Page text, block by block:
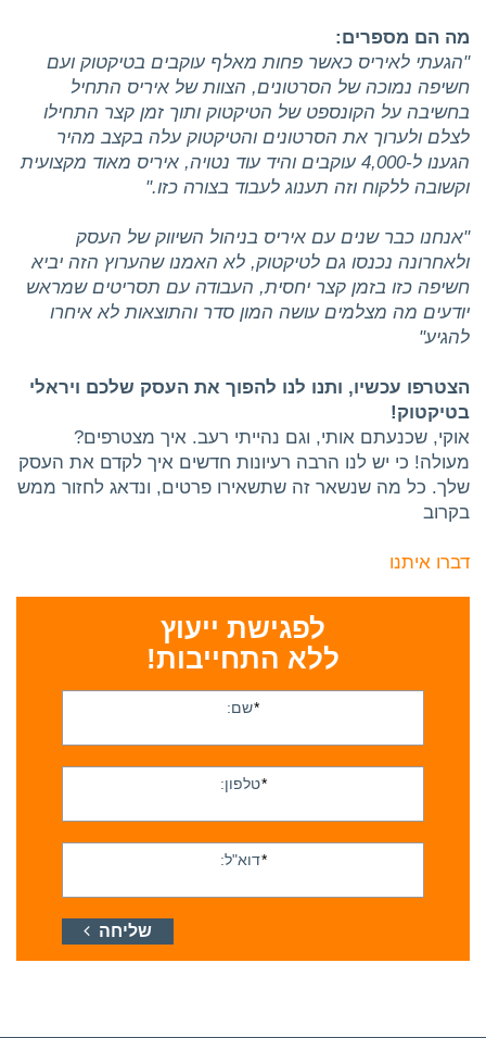
מה הם מספרים:
"הגעתי לאיריס כאשר פחות מאלף עוקבים בטיקטוק ועם
חשיפה נמוכה של הסרטונים, הצוות של איריס התחיל
בחשיבה על הקונספט של הטיקטוק ותוך זמן קצר התחילו
לצלם ולערוך את הסרטונים והטיקטוק עלה בקצב מהיר
הגענו ל-4,000 עוקבים והיד עוד נטויה, איריס מאוד מקצועית
וקשובה ללקוח וזה תענוג לעבוד בצורה כזו."
"אנחנו כבר שנים עם איריס בניהול השיווק של העסק
ולאחרונה נכנסו גם לטיקטוק, לא האמנו שהערוץ הזה יביא
חשיפה כזו בזמן קצר יחסית, העבודה עם תסריטים שמראש
יודעים מה מצלמים עושה המון סדר והתוצאות לא איחרו
להגיע"
הצטרפו עכשיו, ותנו לנו להפוך את העסק שלכם ויראלי
בטיקטוק!
אוקי, שכנעתם אותי, וגם נהייתי רעב. איך מצטרפים?
מעולה! כי יש לנו הרבה רעיונות חדשים איך לקדם את העסק
שלך. כל מה שנשאר זה שתשאירו פרטים, ונדאג לחזור ממש
בקרוב
דברו איתנו
לפגישת ייעוץ
ללא התחייבות!
*שם:
*טלפון:
*דוא"ל:
שליחה